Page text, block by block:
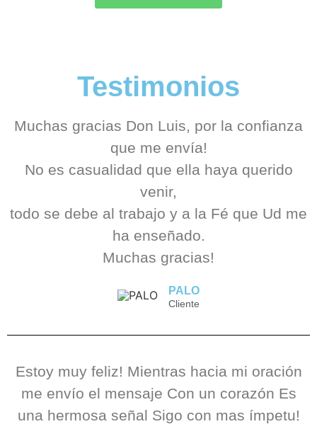
Testimonios
Muchas gracias Don Luis, por la confianza
que me envía!
No es casualidad que ella haya querido
venir,
todo se debe al trabajo y a la Fé que Ud me
ha enseñado.
Muchas gracias!
PALO
Cliente
Estoy muy feliz! Mientras hacia mi oración
me envío el mensaje Con un corazón Es
una hermosa señal Sigo con mas ímpetu!